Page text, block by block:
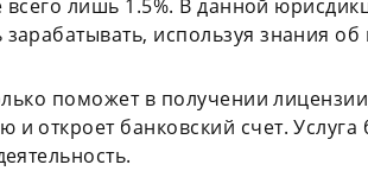
всего лишь 1.5%. В данной
используя знания об
поможет в получении
откроет банковский счет.